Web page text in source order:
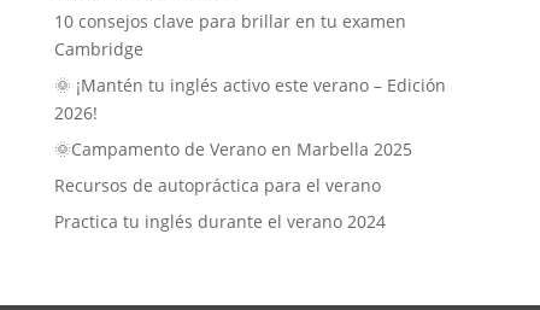
10 consejos clave para brillar en tu examen
Cambridge
🌞 ¡Mantén tu inglés activo este verano – Edición
2026!
🌞Campamento de Verano en Marbella 2025
Recursos de autopráctica para el verano
Practica tu inglés durante el verano 2024